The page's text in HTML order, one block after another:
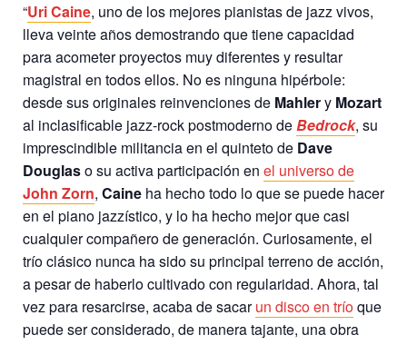
“Uri Caine, uno de los mejores pianistas de jazz vivos,
lleva veinte años demostrando que tiene capacidad
para acometer proyectos muy diferentes y resultar
magistral en todos ellos. No es ninguna hipérbole:
desde sus originales reinvenciones de Mahlery Mozart
al inclasificable jazz-rock postmoderno deBedrock, su
imprescindible militancia en el quinteto de Dave
Douglaso su activa participación en el universo de
John Zorn, Caine ha hecho todo lo que se puede hacer
en el piano jazzístico, y lo ha hecho mejor que casi
cualquier compañero de generación. Curiosamente, el
trío clásico nunca ha sido su principal terreno de acción,
a pesar de haberlo cultivado con regularidad. Ahora, tal
vez para resarcirse, acaba de sacarun disco en tríoque
puede ser considerado, de manera tajante, una obra